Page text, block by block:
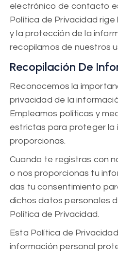
electrónico de contacto
Política de Privacidad rige
y la protección de la
recopilamos de nuestros
Recopilación De
Reconocemos la
privacidad de la
Empleamos políticas y
estrictas para proteger la
proporcionas.
Cuando te registras con
o nos proporcionas tu
das tu consentimiento
dichos datos personales
Política de Privacidad.
Esta Política de
información personal